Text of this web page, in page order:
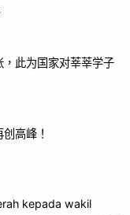
此为国家对莘莘学子
高峰！
kepada wakil